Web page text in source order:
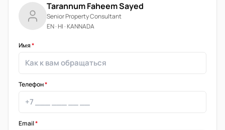
Tarannum Faheem Sayed
Senior Property Consultant
EN · HI · KANNADA
Имя*
Телефон*
Email*